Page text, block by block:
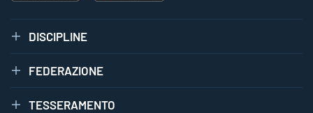
DISCIPLINE
FEDERAZIONE
TESSERAMENTO